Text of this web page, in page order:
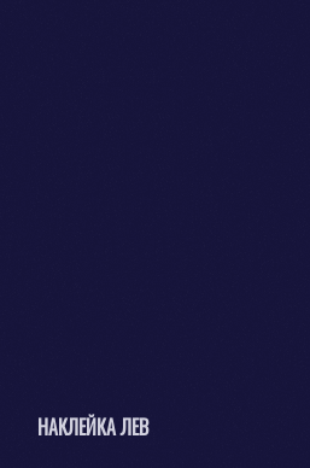
НАКЛЕЙКА ЛЕВ